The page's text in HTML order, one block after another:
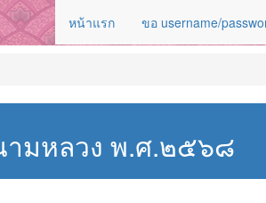
หน้าแรก ขอ username/
ามหลวง พ.ศ.๒๕๖๘